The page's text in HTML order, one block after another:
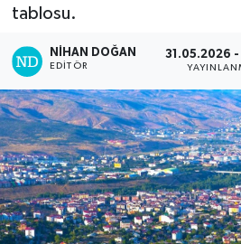
tablosu.
NIHAN DOĞAN
EDITÖR
31.05.2026